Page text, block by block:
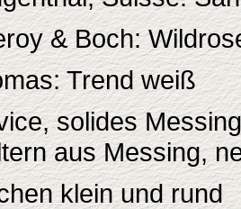
& Boch:
Trend weiß
solides
aus Messing,
klein und rund